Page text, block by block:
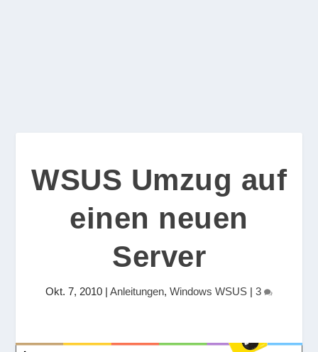
WSUS Umzug auf
einen neuen
Server
Okt. 7, 2010 | Anleitungen, Windows WSUS | 3